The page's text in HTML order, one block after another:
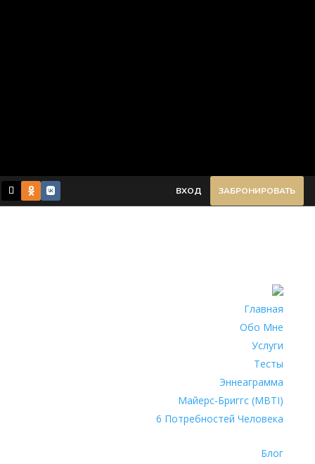
ВХОД ЗАБРОНИРОВАТЬ
Главная
Обо Мне
Услуги
Тесты
Эннеаграмма
Майерс-Бриггс (MBTI)
6 Потребностей Человека
Блог